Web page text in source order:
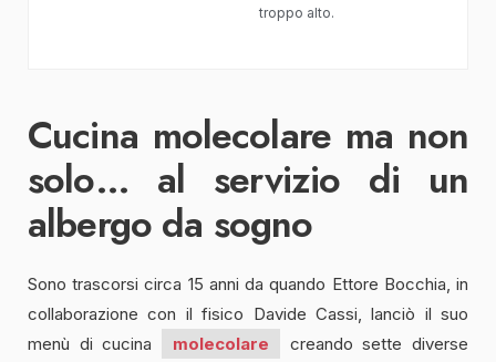
troppo alto.
Cucina molecolare ma non
solo… al servizio di un
albergo da sogno
Sono trascorsi circa 15 anni da quando Ettore Bocchia, in
collaborazione con il fisico Davide Cassi, lanciò il suo
menù di cucina
molecolare
creando sette diverse